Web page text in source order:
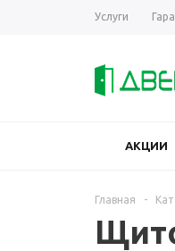
Услуги
АКЦИИ
Главная -